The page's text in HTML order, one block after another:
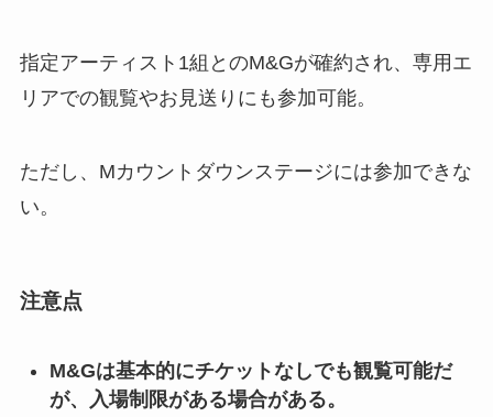
指定アーティスト1組とのM&Gが確約され、専用エ
リアでの観覧やお見送りにも参加可能。
ただし、Mカウントダウンステージには参加できな
い。
注意点
M&Gは基本的にチケットなしでも観覧可能だ
が、入場制限がある場合がある。